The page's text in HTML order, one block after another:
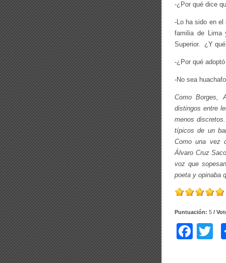
-¿Por qué dice
-Lo ha sido en
familia de Lima
Superior. ¿Y
-¿Por qué
-No sea
Como Borges,
distingos entre
menos
típicos de un
Como una vez
Álvaro Cruz
voz que
poeta y opinaba
Puntuación: 5 /
F